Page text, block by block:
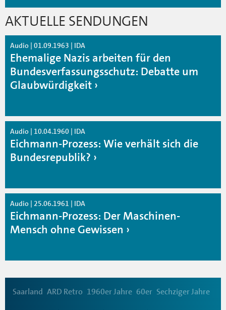
AKTUELLE SENDUNGEN
Audio | 01.09.1963 | IDA
Ehemalige Nazis arbeiten für den
Bundesverfassungsschutz: Debatte um
Glaubwürdigkeit
Audio | 10.04.1960 | IDA
Eichmann-Prozess: Wie verhält sich die
Bundesrepublik?
Audio | 25.06.1961 | IDA
Eichmann-Prozess: Der Maschinen-
Mensch ohne Gewissen
Saarland ARD Retro 1960er Jahre 60er Sechziger Jahre